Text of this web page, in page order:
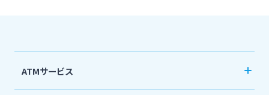
ATMサービス